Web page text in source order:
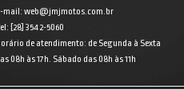
mail: web@jmjmotos.com.br
[28] 3542-5060
de atendimento: de Segunda à Sexta
08h às 17h. Sábado das 08h às 11h